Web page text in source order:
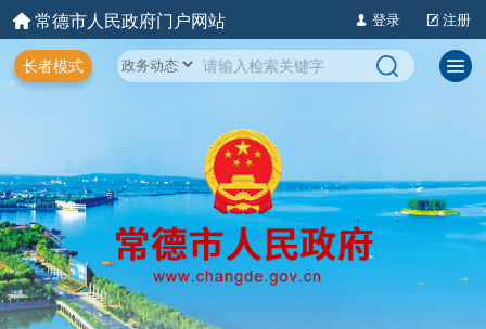
常德市人民政府门户网站 登录 注册
长者模式